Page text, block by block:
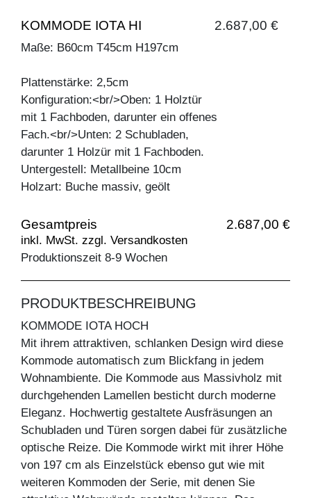
KOMMODE IOTA HI 2.687,00 €
Maße: B60cm T45cm H197cm
Plattenstärke: 2,5cm
Konfiguration:<br/>Oben: 1 Holztür
mit 1 Fachboden, darunter ein offenes
Fach.<br/>Unten: 2 Schubladen,
darunter 1 Holzür mit 1 Fachboden.
Untergestell: Metallbeine 10cm
Holzart: Buche massiv, geölt
Gesamtpreis 2.687,00 €
inkl. MwSt. zzgl. Versandkosten
Produktionszeit 8-9 Wochen
PRODUKTBESCHREIBUNG
KOMMODE IOTA HOCH
Mit ihrem attraktiven, schlanken Design wird diese
Kommode automatisch zum Blickfang in jedem
Wohnambiente. Die Kommode aus Massivholz mit
durchgehenden Lamellen besticht durch moderne
Eleganz. Hochwertig gestaltete Ausfräsungen an
Schubladen und Türen sorgen dabei für zusätzliche
optische Reize. Die Kommode wirkt mit ihrer Höhe
von 197 cm als Einzelstück ebenso gut wie mit
weiteren Kommoden der Serie, mit denen Sie